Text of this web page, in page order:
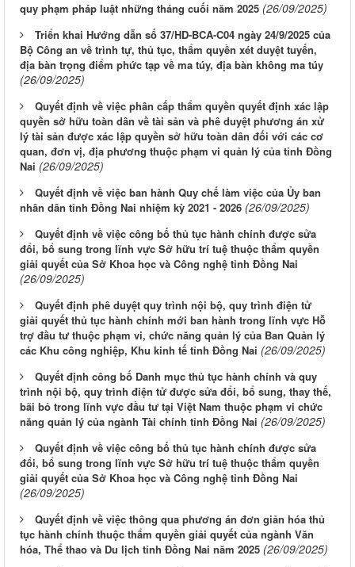
quy phạm pháp luật những tháng cuối năm 2025 (26/09/2025)
Triển khai Hướng dẫn số 37/HD-BCA-C04 ngày 24/9/2025 của
Bộ Công an về trình tự, thủ tục, thẩm quyền xét duyệt tuyến,
địa bàn trọng điểm phức tạp về ma túy, địa bàn không ma túy
(26/09/2025)
Quyết định về việc phân cấp thẩm quyền quyết định xác lập
quyền sở hữu toàn dân về tài sản và phê duyệt phương án xử
lý tài sản được xác lập quyền sở hữu toàn dân đối với các cơ
quan, đơn vị, địa phương thuộc phạm vi quản lý của tỉnh Đồng
Nai (26/09/2025)
Quyết định về việc ban hành Quy chế làm việc của Ủy ban
nhân dân tỉnh Đồng Nai nhiệm kỳ 2021 - 2026 (26/09/2025)
Quyết định về việc công bố thủ tục hành chính được sửa
đổi, bổ sung trong lĩnh vực Sở hữu trí tuệ thuộc thẩm quyền
giải quyết của Sở Khoa học và Công nghệ tỉnh Đồng Nai
(26/09/2025)
Quyết định phê duyệt quy trình nội bộ, quy trình điện tử
giải quyết thủ tục hành chính mới ban hành trong lĩnh vực Hỗ
trợ đầu tư thuộc phạm vi, chức năng quản lý của Ban Quản lý
các Khu công nghiệp, Khu kinh tế tỉnh Đồng Nai (26/09/2025)
Quyết định công bố Danh mục thủ tục hành chính và quy
trình nội bộ, quy trình điện tử được sửa đổi, bổ sung, thay thế,
bãi bỏ trong lĩnh vực đầu tư tại Việt Nam thuộc phạm vi chức
năng quản lý của ngành Tài chính tỉnh Đồng Nai (26/09/2025)
Quyết định về việc công bố thủ tục hành chính được sửa
đổi, bổ sung trong lĩnh vực Sở hữu trí tuệ thuộc thẩm quyền
giải quyết của Sở Khoa học và Công nghệ tỉnh Đồng Nai
(26/09/2025)
Quyết định về việc thông qua phương án đơn giản hóa thủ
tục hành chính thuộc thẩm quyền giải quyết của ngành Văn
hóa, Thể thao và Du lịch tỉnh Đồng Nai năm 2025 (26/09/2025)